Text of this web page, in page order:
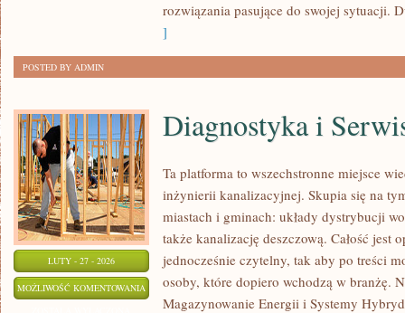
rozwiązania pasujące do swojej sytuacji.
]
POSTED BY ADMIN
LUTY - 27 - 2026
MOŻLIWOŚĆ KOMENTOWANIA DIAGNOSTYKA
Diagnostyka i
Ta platforma to wszechstronne miejsce
inżynierii kanalizacyjnej. Skupia się na
miastach i gminach: układy dystrybucji
także kanalizację deszczową. Całość jest
jednocześnie czytelny, tak aby po treści
osoby, które dopiero wchodzą w branżę.
Magazynowanie Energii i Systemy